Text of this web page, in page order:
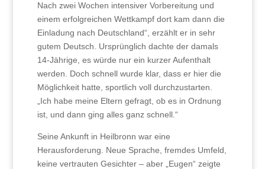
Nach zwei Wochen intensiver Vorbereitung und
einem erfolgreichen Wettkampf dort kam dann die
Einladung nach Deutschland“, erzählt er in sehr
gutem Deutsch. Ursprünglich dachte der damals
14-Jährige, es würde nur ein kurzer Aufenthalt
werden. Doch schnell wurde klar, dass er hier die
Möglichkeit hatte, sportlich voll durchzustarten.
„Ich habe meine Eltern gefragt, ob es in Ordnung
ist, und dann ging alles ganz schnell.“
Seine Ankunft in Heilbronn war eine
Herausforderung. Neue Sprache, fremdes Umfeld,
keine vertrauten Gesichter – aber „Eugen“ zeigte